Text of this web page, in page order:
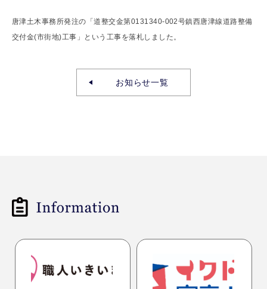
唐津土木事務所発注の「道整交金第0131340-002号鎮西唐津線道路整備
交付金(市街地)工事」という工事を落札しました。
お知らせ一覧